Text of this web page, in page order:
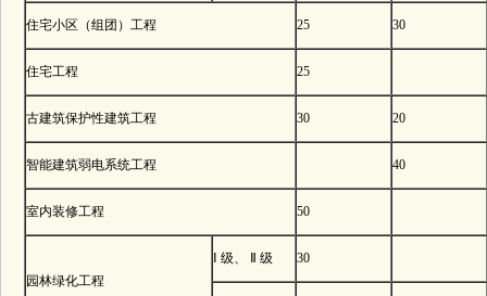
住宅小区（组团）工程 25 30
住宅工程 25
古建筑保护性建筑工程 30 20
智能建筑弱电系统工程 40
室内装修工程 50
园林绿化工程
Ⅰ 级、 Ⅱ 级 30